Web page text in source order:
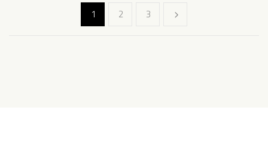
1 2 3